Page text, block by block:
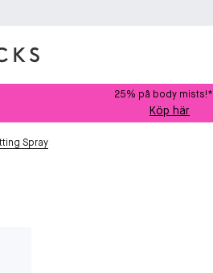
25% på body mists!*
Köp här
Spray